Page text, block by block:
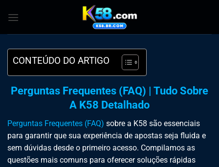
CONTEÚDO DO ARTIGO
Perguntas Frequentes (FAQ) | Tudo Sobre
A K58 Detalhado
Perguntas Frequentes (FAQ) sobre a K58 são essenciais
para garantir que sua experiência de apostas seja fluida e
sem dúvidas desde o primeiro acesso. Compilamos as
questões mais comuns para oferecer soluções rápidas